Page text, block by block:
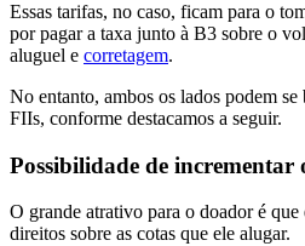
Essas tarifas, no caso, ficam para o
por pagar a taxa junto à B3 sobre o
aluguel e corretagem.
No entanto, ambos os lados podem
FIIs, conforme destacamos a seguir.
Possibilidade de incrementar
O grande atrativo para o doador é
direitos sobre as cotas que ele alugar.